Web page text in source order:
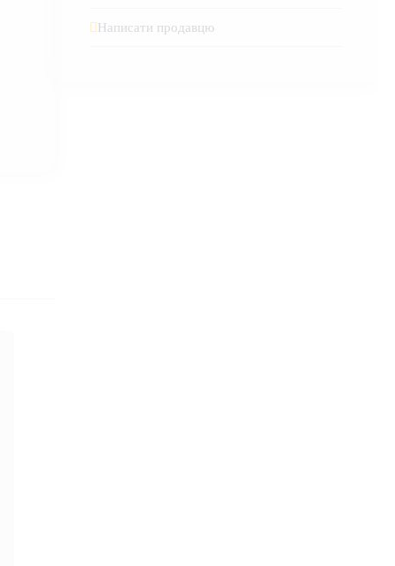
Написати продавцю